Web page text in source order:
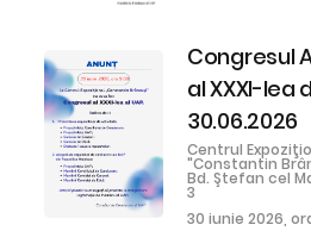
Congresul
al XXXI-lea
30.06.2026
Centrul
"Constantin
Bd. Ştefan cel
3
30 iunie 2026,